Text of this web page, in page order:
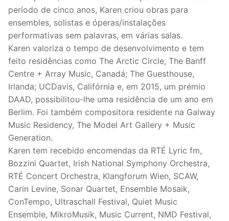
período de cinco anos, Karen criou obras para
ensembles, solistas e óperas/instalações
performativas sem palavras, em várias salas.
Karen valoriza o tempo de desenvolvimento e tem
feito residências como The Arctic Circle, The Banff
Centre + Array Music, Canadá; The Guesthouse,
Irlanda; UCDavis, Califórnia e, em 2015, um prémio
DAAD, possibilitou-lhe uma residência de um ano em
Berlim. Foi também compositora residente na Galway
Music Residency, The Model Art Gallery + Music
Generation.
Karen tem recebido encomendas da RTÉ Lyric fm,
Bozzini Quartet, Irish National Symphony Orchestra,
RTÉ Concert Orchestra, Klangforum Wien, SCAW,
Carin Levine, Sonar Quartet, Ensemble Mosaik,
ConTempo, Ultraschall Festival, Quiet Music
Ensemble, MikroMusik, Music Current, NMD Festival,